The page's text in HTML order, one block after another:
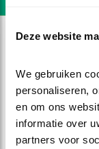
Deze website
We gebruiken
personaliseren,
en om ons
informatie over
partners voor